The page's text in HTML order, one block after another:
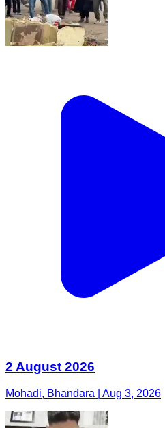
2 August 2026
Mohadi, Bhandara | Aug 3, 2026